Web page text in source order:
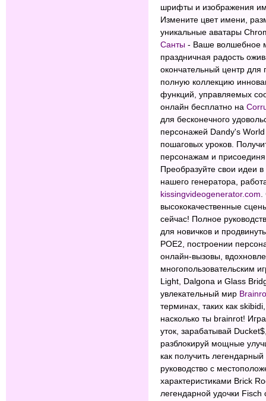
шрифты и изображения
Измените цвет имени,
уникальные аватары
Санты - Ваше волшебное
праздничная радость
окончательный центр
полную коллекцию
функций, управляемых
онлайн бесплатно на
для бесконечного
персонажей Dandy's
пошаговых уроков.
персонажам и
Преобразуйте свои идеи
нашего генератора,
kissingvideogenerator.com
высококачественные
сейчас! Полное
для новичков и
POE2, построении
онлайн-вызовы,
многопользовательским
Light, Dalgona и Glass
увлекательный мир
терминах, таких как
насколько ты brainrot!
уток, зарабатывай
разблокируй мощные
как получить легендарный
руководство с
характеристиками Brick
легендарной удочки